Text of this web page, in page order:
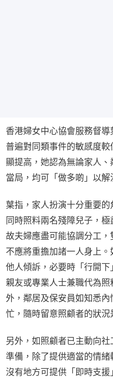
香港婦女中心協會服務督
普遍對同類事件的敏感度
顯提高，她認為無論家人
當局，均可「做多啲」以解
葉指，家人扮演十分重要
同時照料兩名殘障兒子，極
故夫婦應盡可能協調分工，
不應將重擔加諸一人身上
他人傾訴，必要時「行開
親友或專業人士兼職代為
外，鄰居及保安員如知悉
忙，隨時留意照顧者的狀況
另外，如照顧者已主動向
準備，除了提供適當的情
沒有地方可提供「即時支援